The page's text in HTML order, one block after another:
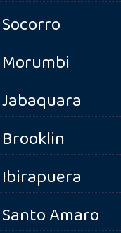
Socorro
Morumbi
Jabaquara
Brooklin
Ibirapuera
Santo Amaro